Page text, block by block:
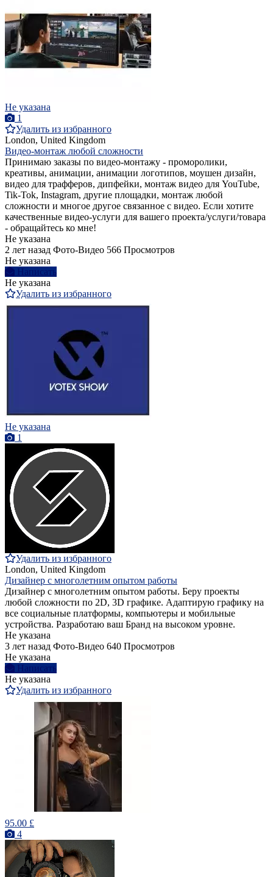
Не указана
1
Удалить из избранного
London, United Kingdom
Видео-монтаж любой сложности
Принимаю заказы по видео-монтажу - проморолики,
креативы, анимации, анимации логотипов, моушен дизайн,
видео для трафферов, дипфейки, монтаж видео для YouTube,
Tik-Tok, Instagram, другие площадки, монтаж любой
сложности и многое другое связанное с видео. Если хотите
качественные видео-услуги для вашего проекта/услуги/товара
- обращайтесь ко мне!
Не указана
2 лет назад Фото-Видео 566 Просмотров
Не указана
Написать
Не указана
Удалить из избранного
Не указана
1
Удалить из избранного
London, United Kingdom
Дизайнер с многолетним опытом работы
Дизайнер с многолетним опытом работы. Беру проекты
любой сложности по 2D, 3D графике. Адаптирую графику на
все социальные платформы, компьютеры и мобильные
устройства. Разработаю ваш Бранд на высоком уровне.
Не указана
3 лет назад Фото-Видео 640 Просмотров
Не указана
Написать
Не указана
Удалить из избранного
95.00 £
4